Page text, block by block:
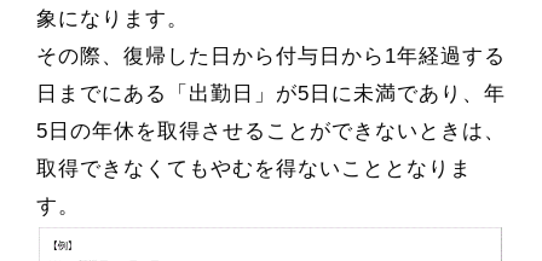
象になります。
その際、復帰した日から付与日から1年経過する
日までにある「出勤日」が5日に未満であり、年
5日の年休を取得させることができないときは、
取得できなくてもやむを得ないこととなりま
す。